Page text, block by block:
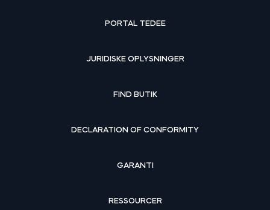
PORTAL TEDEE
JURIDISKE OPLYSNINGER
FIND BUTIK
DECLARATION OF CONFORMITY
GARANTI
RESSOURCER